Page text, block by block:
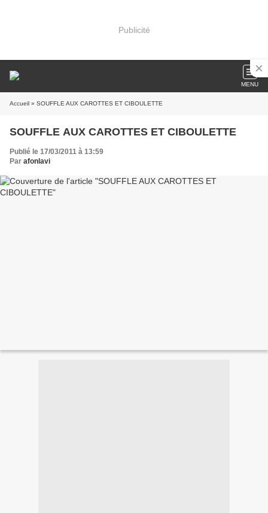
Publicité
MENU
Accueil » SOUFFLE AUX CAROTTES ET CIBOULETTE
SOUFFLE AUX CAROTTES ET CIBOULETTE
Publié le 17/03/2011 à 13:59
Par afonlavi